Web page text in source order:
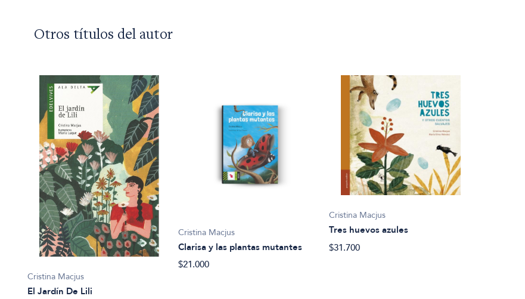
Otros títulos del autor
Cristina Macjus
El Jardín De Lili
Cristina Macjus
Clarisa y las plantas mutantes
$21.000
Cristina Macjus
Tres huevos azules
$31.700